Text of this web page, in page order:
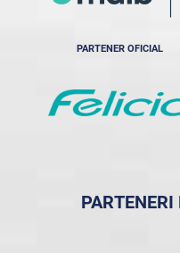
PARTENER OFICIAL